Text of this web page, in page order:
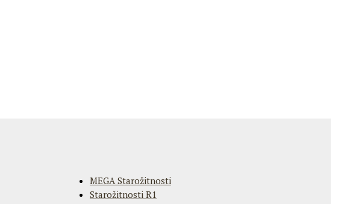
MEGA Starožitnosti
Starožitnosti R1